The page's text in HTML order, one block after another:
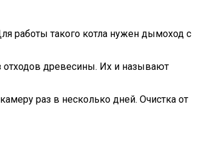
работы такого котла нужен дымоход с
отходов древесины. Их и называют
раз в несколько дней. Очистка от